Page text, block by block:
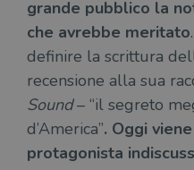
grande pubblico la
che avrebbe meritato
definire la scrittura
recensione alla sua
Sound– “il segreto
d’America”. Oggi
protagonista